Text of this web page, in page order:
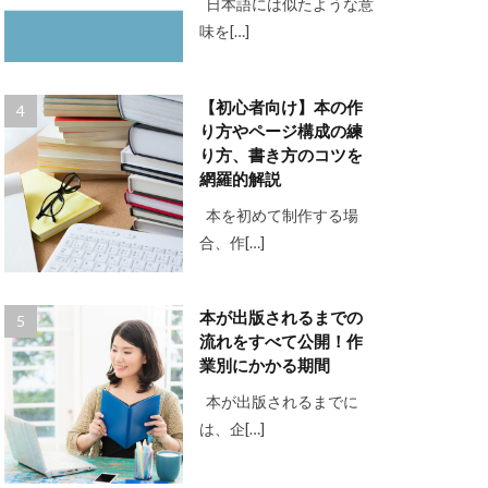
日本語には似たような意
味を[…]
【初心者向け】本の作
り方やページ構成の練
り方、書き方のコツを
網羅的解説
本を初めて制作する場
合、作[…]
本が出版されるまでの
流れをすべて公開！作
業別にかかる期間
本が出版されるまでに
は、企[…]